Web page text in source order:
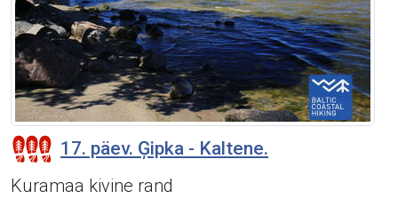
17. päev. Ģipka - Kaltene.
Kuramaa kivine rand